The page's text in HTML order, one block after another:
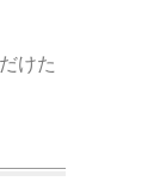
けた